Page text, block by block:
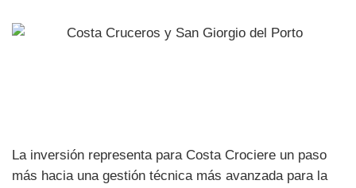
La inversión representa para Costa Crociere un paso
más hacia una gestión técnica más avanzada para la